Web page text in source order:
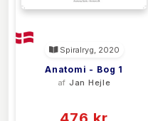
Spiralryg, 2020
Anatomi - Bog 1
af Jan Hejle